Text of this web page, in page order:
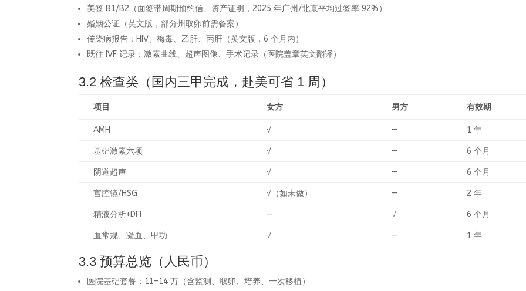
美签 B1/B2（面签带周期预约信、资产证明，2025 年广州/北京平均过签率 92%）
婚姻公证（英文版，部分州取卵前需备案）
传染病报告：HIV、梅毒、乙肝、丙肝（英文版，6 个月内）
既往 IVF 记录：激素曲线、超声图像、手术记录（医院盖章英文翻译）
3.2 检查类（国内三甲完成，赴美可省 1 周）
项目 女方 男方 有效期
AMH √ — 1 年
基础激素六项 √ — 6 个月
阴道超声 √ — 6 个月
宫腔镜/HSG √（如未做） — 2 年
精液分析+DFI — √ 6 个月
血常规、凝血、甲功 √ — 1 年
3.3 预算总览（人民币）
医院基础套餐：11–14 万（含监测、取卵、培养、一次移植）